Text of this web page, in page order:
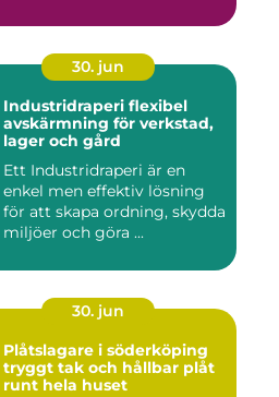
30. jun
Industridraperi flexibel
avskärmning för verkstad,
lager och gård
Ett Industridraperi är en
enkel men effektiv lösning
för att skapa ordning, skydda
miljöer och göra ...
30. jun
Plåtslagare i söderköping
tryggt tak och hållbar plåt
runt hela huset